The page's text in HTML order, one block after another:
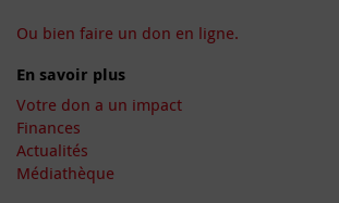
Ou bien faire un don en ligne.
En savoir plus
Votre don a un impact
Finances
Actualités
Médiathèque